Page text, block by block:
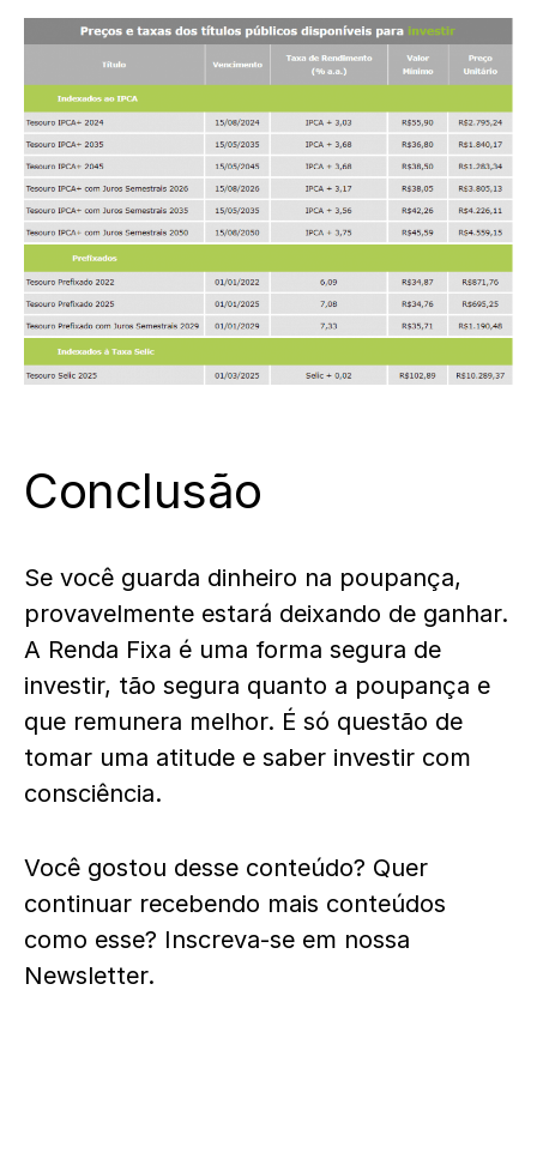
Conclusão
Se você guarda dinheiro na poupança,
provavelmente estará deixando de ganhar.
A Renda Fixa é uma forma segura de
investir, tão segura quanto a poupança e
que remunera melhor. É só questão de
tomar uma atitude e saber investir com
consciência.
Você gostou desse conteúdo? Quer
continuar recebendo mais conteúdos
como esse? Inscreva-se em nossa
Newsletter.